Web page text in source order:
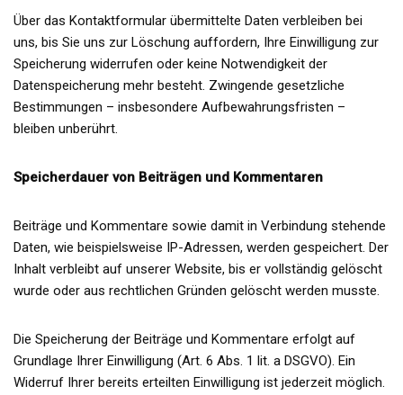
Über das Kontaktformular übermittelte Daten verbleiben bei
uns, bis Sie uns zur Löschung auffordern, Ihre Einwilligung zur
Speicherung widerrufen oder keine Notwendigkeit der
Datenspeicherung mehr besteht. Zwingende gesetzliche
Bestimmungen – insbesondere Aufbewahrungsfristen –
bleiben unberührt.
Speicherdauer von Beiträgen und Kommentaren
Beiträge und Kommentare sowie damit in Verbindung stehende
Daten, wie beispielsweise IP-Adressen, werden gespeichert. Der
Inhalt verbleibt auf unserer Website, bis er vollständig gelöscht
wurde oder aus rechtlichen Gründen gelöscht werden musste.
Die Speicherung der Beiträge und Kommentare erfolgt auf
Grundlage Ihrer Einwilligung (Art. 6 Abs. 1 lit. a DSGVO). Ein
Widerruf Ihrer bereits erteilten Einwilligung ist jederzeit möglich.